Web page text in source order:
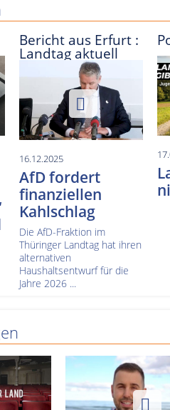
Bericht aus Erfurt :
Landtag aktuell
16.12.2025
AfD fordert
finanziellen
Kahlschlag
Die AfD-Fraktion im
Thüringer Landtag hat ihren
alternativen
Haushaltsentwurf für die
Jahre 2026 ...